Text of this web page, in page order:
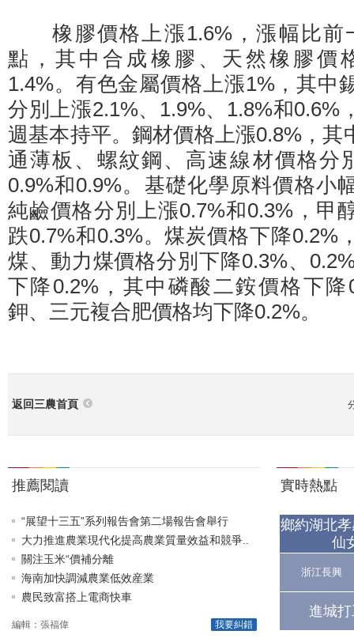
橡膠價格上漲1.6%，漲幅比前
點，其中合成橡膠、天然橡膠價
1.4%。有色金屬價格上漲1%，其中
分別上漲2.1%、1.9%、1.8%和0.6%
週基本持平。鋼材價格上漲0.8%，其
通薄板、螺紋鋼、高速線材價格分
0.9%和0.9%。基礎化學原料價格小
純鹼價格分別上漲0.7%和0.3%，甲
跌0.7%和0.3%。煤炭價格下降0.2%
煤、動力煤價格分別下降0.3%、
下降0.2%，其中磷酸二銨價格下
鉀、三元複合肥價格均下降0.2%。
返回三農首頁
推薦閱讀
“展望十三五”系列報告會第二場報告會舉行
大力推進農業現代化提高農業質量效益和競爭..
關注玉米“價補分離
海南加快調減農業低效産業
農民致富搭上電商快車
我要糾錯
編輯：張福偉
實時熱點
鄉約湖北
仙
浙江長興
進城